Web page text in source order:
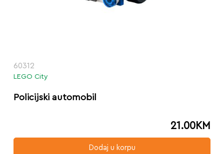
60312
LEGO City
Policijski automobil
21.00KM
Dodaj u korpu